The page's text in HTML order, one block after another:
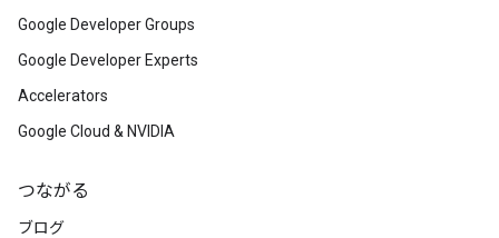
Google Developer Groups
Google Developer Experts
Accelerators
Google Cloud & NVIDIA
つながる
ブログ